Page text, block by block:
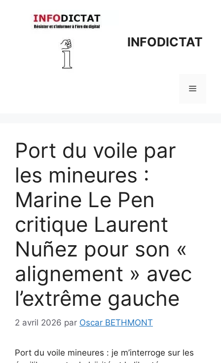
INFODICTAT
Menu
Port du voile par
les mineures :
Marine Le Pen
critique Laurent
Nuñez pour son «
alignement » avec
l’extrême gauche
2 avril 2026 par Oscar BETHMONT
Port du voile mineures : je m’interroge sur les